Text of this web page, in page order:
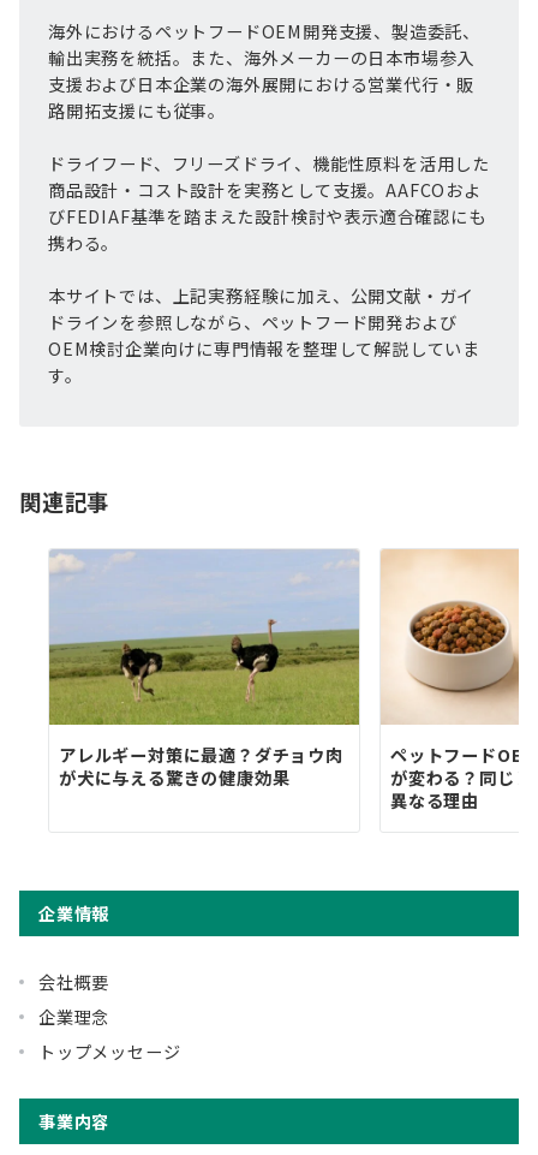
海外におけるペットフードOEM開発支援、製造委託、
輸出実務を統括。また、海外メーカーの日本市場参入
支援および日本企業の海外展開における営業代行・販
路開拓支援にも従事。
ドライフード、フリーズドライ、機能性原料を活用した
商品設計・コスト設計を実務として支援。AAFCOおよ
びFEDIAF基準を踏まえた設計検討や表示適合確認にも
携わる。
本サイトでは、上記実務経験に加え、公開文献・ガイ
ドラインを参照しながら、ペットフード開発および
OEM検討企業向けに専門情報を整理して解説していま
す。
関連記事
アレルギー対策に最適？ダチョウ肉
が犬に与える驚きの健康効果
ペットフード
が変わる？同じ
異なる理由
企業情報
会社概要
企業理念
トップメッセージ
事業内容